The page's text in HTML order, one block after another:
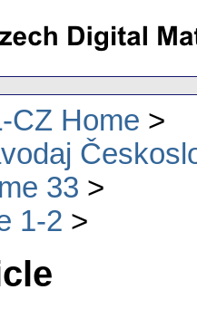
CZ Home
33
1-2